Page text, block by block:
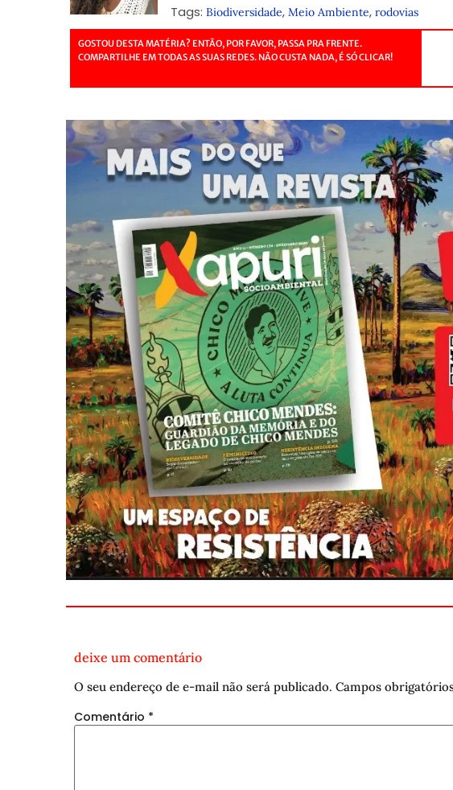
Tags: Biodiversidade, Meio Ambiente, rodovias
GOSTOU DESTA MATÉRIA? ENTÃO, POR FAVOR, PASSA PRA FRENTE.
COMPARTILHE EM TODAS AS SUAS REDES. NÃO CUSTA NADA, É SÓ CLICAR!
deixe um comentário
O seu endereço de e-mail não será publicado. Campos
Comentário *